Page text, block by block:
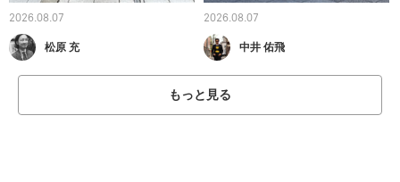
2026.08.07
松原 充
2026.08.07
中井 佑飛
もっと見る